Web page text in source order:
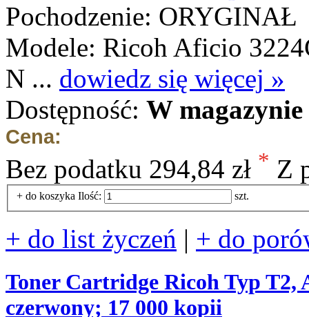
Pochodzenie: ORYGINAŁ
Modele: Ricoh Aficio
N ... dowiedz się więcej »
Dostępność: W
Cena:
Bez podatku 294,84 zł * Z
+ do koszyka Ilość: szt.
+ do list życzeń | + do
Toner Cartridge Ricoh Typ T2,
czerwony; 17 000 kopii